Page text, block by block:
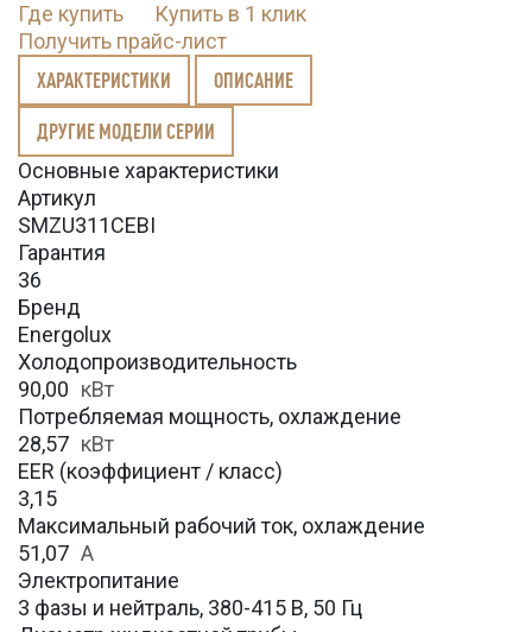
Где купить
Купить в 1 клик
Получить прайс-лист
ХАРАКТЕРИСТИКИ ОПИСАНИЕ
ДРУГИЕ МОДЕЛИ СЕРИИ
Основные характеристики
Артикул
SMZU311CEBI
Гарантия
36
Бренд
Energolux
Холодопроизводительность
90,00 кВт
Потребляемая мощность, охлаждение
28,57 кВт
EER (коэффициент / класс)
3,15
Максимальный рабочий ток, охлаждение
51,07 A
Электропитание
3 фазы и нейтраль, 380-415 В, 50 Гц